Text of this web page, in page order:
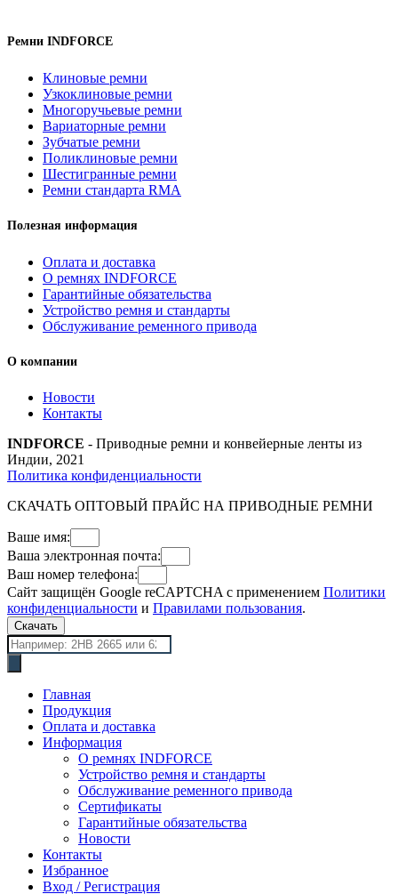
Ремни INDFORCE
Клиновые ремни
Узкоклиновые ремни
Многоручьевые ремни
Вариаторные ремни
Зубчатые ремни
Поликлиновые ремни
Шестигранные ремни
Ремни стандарта RMA
Полезная информация
Оплата и доставка
О ремнях INDFORCE
Гарантийные обязательства
Устройство ремня и стандарты
Обслуживание ременного привода
О компании
Новости
Контакты
INDFORCE - Приводные ремни и конвейерные ленты из
Индии, 2021
Политика конфиденциальности
СКАЧАТЬ ОПТОВЫЙ ПРАЙС НА ПРИВОДНЫЕ РЕМНИ
Ваше имя:
Ваша электронная почта:
Ваш номер телефона:
Сайт защищён Google reCAPTCHA с применением Политики
конфиденциальности и Правилами пользования.
Скачать
Поиск
товаров
Главная
Продукция
Оплата и доставка
Информация
О ремнях INDFORCE
Устройство ремня и стандарты
Обслуживание ременного привода
Сертификаты
Гарантийные обязательства
Новости
Контакты
Избранное
Вход / Регистрация